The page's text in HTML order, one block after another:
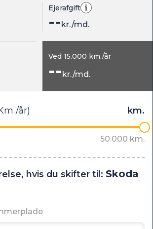
Ejerafgift
--kr./md.
Ved 15.000 km./år
--kr./md.
hvis du skifter til: Skoda